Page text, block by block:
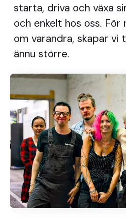
starta, driva och växa
och enkelt hos oss. För
om varandra, skapar vi
ännu större.